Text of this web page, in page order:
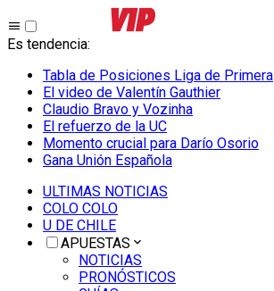
Es tendencia:
Tabla de Posiciones Liga de Primera
El video de Valentín Gauthier
Claudio Bravo y Vozinha
El refuerzo de la UC
Momento crucial para Darío Osorio
Gana Unión Española
ULTIMAS NOTICIAS
COLO COLO
U DE CHILE
APUESTAS
NOTICIAS
PRONÓSTICOS